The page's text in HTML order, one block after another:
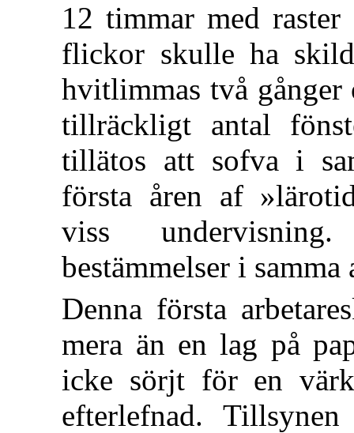
12 timmar med
flickor skulle ha
hvitlimmas två gånger
tillräckligt antal
tillätos att sofva i
första åren af
viss
bestämmelser i samma
Denna första
mera än en lag på
icke sörjt för en
efterlefnad.